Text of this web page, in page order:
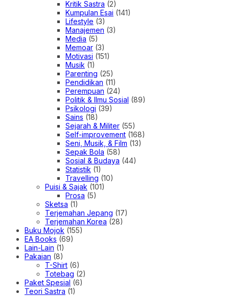
Kritik Sastra (2)
Kumpulan Esai (141)
Lifestyle (3)
Manajemen (3)
Media (5)
Memoar (3)
Motivasi (151)
Musik (1)
Parenting (25)
Pendidikan (11)
Perempuan (24)
Politik & Ilmu Sosial (89)
Psikologi (39)
Sains (18)
Sejarah & Militer (55)
Self-improvement (168)
Seni, Musik, & Film (13)
Sepak Bola (58)
Sosial & Budaya (44)
Statistik (1)
Travelling (10)
Puisi & Sajak (101)
Prosa (5)
Sketsa (1)
Terjemahan Jepang (17)
Terjemahan Korea (28)
Buku Mojok (155)
EA Books (69)
Lain-Lain (1)
Pakaian (8)
T-Shirt (6)
Totebag (2)
Paket Spesial (6)
Teori Sastra (1)